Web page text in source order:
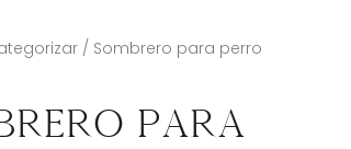
/ Sombrero para perro
Para